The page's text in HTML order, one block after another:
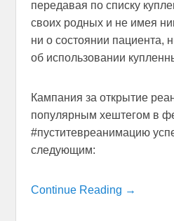
передавая по списку
своих родных и не имея
ни о состоянии пациента,
об использовании
Кампания за открытие
популярным хештегом в
#пуститевреанимацию
следующим:
Continue Reading →